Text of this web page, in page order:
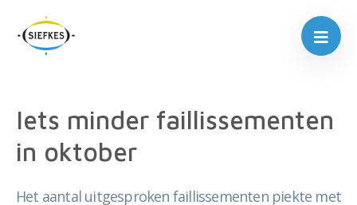
Iets minder faillissementen
in oktober
Het aantal uitgesproken faillissementen piekte met